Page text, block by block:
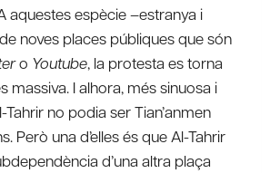
aquestes espècie –estranya i
noves places públiques que són
o Youtube, la protesta es torna
massiva. I alhora, més sinuosa i
no podia ser Tian’anmen
Però una d’elles és que Al-Tahrir
d’una altra plaça